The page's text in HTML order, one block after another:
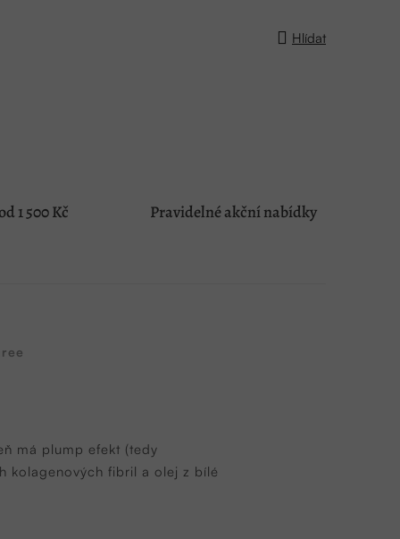
Hlídat
1 500 Kč Pravidelné akční nabídky
má plump efekt (tedy
kolagenových fibril a olej z bílé